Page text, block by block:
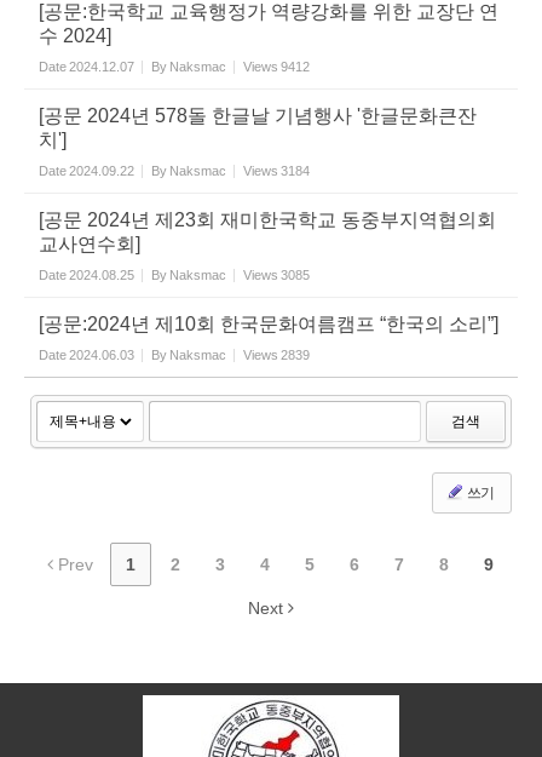
[공문:한국학교 교육행정가 역량강화를 위한 교장단 연
수 2024]
Date2024.12.07 By Naksmac Views 9412
[공문 2024년 578돌 한글날 기념행사 '한글문화큰잔
치']
Date2024.09.22 By Naksmac Views 3184
[공문 2024년 제23회 재미한국학교 동중부지역협의회
교사연수회]
Date2024.08.25 By Naksmac Views 3085
[공문:2024년 제10회 한국문화여름캠프 “한국의 소리”]
Date2024.06.03 By Naksmac Views 2839
검색
쓰기
Prev 1 2 3 4 5 6 7 8 9
Next